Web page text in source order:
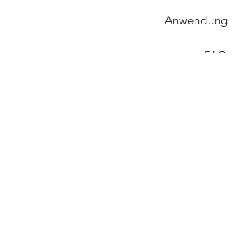
Anwendung
FAQ​